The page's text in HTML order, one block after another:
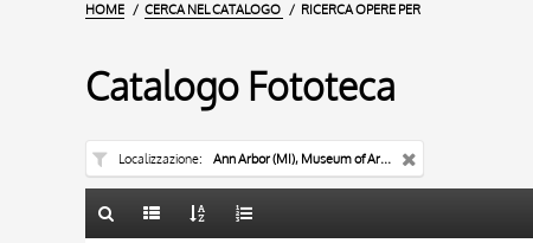
HOME CERCA NEL CATALOGO RICERCA OPERE PER
Catalogo Fototeca
Localizzazione Ann Arbor (MI), Museum of Art of the University of Michigan